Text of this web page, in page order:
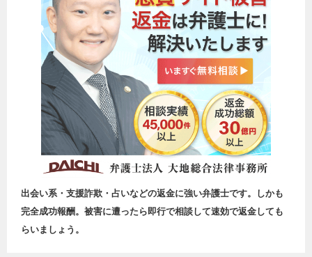
出会い系・支援詐欺・占いなどの返金に強い弁護士です。しかも
完全成功報酬。被害に遭ったら即行で相談して速効で返金しても
らいましょう。